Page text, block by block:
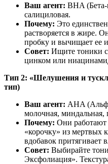
Ваш агент: BHA
салициловая.
Почему: Это
растворяется в жире.
пробку и вычищает ее
Совет: Ищите тоники
цинком или
Тип 2: «Шелушения и
тип)
Ваш агент: AHA
молочная, миндальная,
Почему: Они работают
«корочку» из мертвых
вдобавок притягивает
Совет: Выбирайте
Эксфолиация».